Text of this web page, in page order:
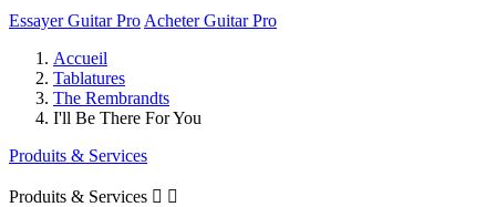
Essayer Guitar Pro Acheter Guitar Pro
Accueil
Tablatures
The Rembrandts
I'll Be There For You
Produits & Services
Produits & Services  